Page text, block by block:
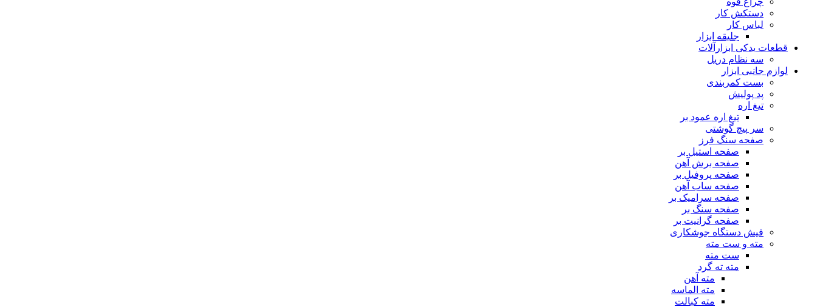
دستکش کار
لباس کار
جلیقه ابزار
قطعات یدکی ابزارآلات
سه نظام دریل
لوازم جانبی ابزار
بست کمربندی
پد پولیش
تیغ اره
تیغ اره عمود بر
سر پیچ گوشتی
صفحه سنگ فرز
صفحه استیل بر
صفحه برش آهن
صفحه پروفیل بر
صفحه ساب آهن
صفحه سرامیک بر
صفحه سنگ بر
صفحه گرانیت بر
فیش دستگاه جوشکاری
مته و ست مته
ست مته
مته ته گرد
مته آهن
مته الماسه
مته کبالت